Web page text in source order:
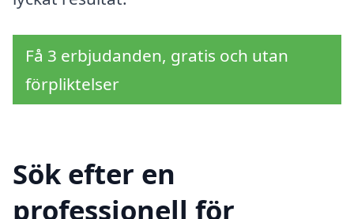
Få 3 erbjudanden, gratis och utan
förpliktelser
Sök efter en
professionell för